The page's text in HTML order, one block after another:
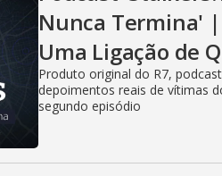
Nunca Termina' |
Uma Ligação de
Produto original do R7,
depoimentos reais de vítimas
segundo episódio